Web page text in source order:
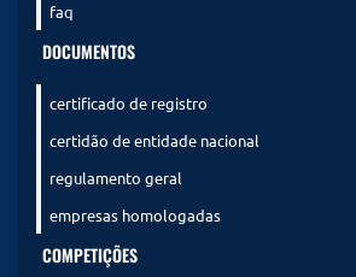
faq
DOCUMENTOS
certificado de registro
certidão de entidade nacional
regulamento geral
empresas homologadas
COMPETIÇÕES